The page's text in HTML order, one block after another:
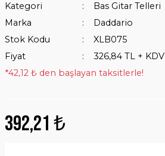
Kategori
Bas Gitar Telleri
Marka
Daddario
Stok Kodu
XLB075
Fiyat
326,84 TL + KDV
*42,12 ₺ den başlayan taksitlerle!
392,21 ₺